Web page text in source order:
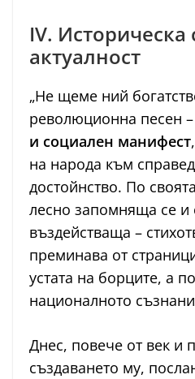
IV. Историческа
актуалност
„Не щеме ний
революционна песен –
и социален манифест
на народа към
достойнство. По
лесно запомняща се
въздействаща –
преминава от
устата на борците, а
националното
Днес, повече от век и
създаването му,